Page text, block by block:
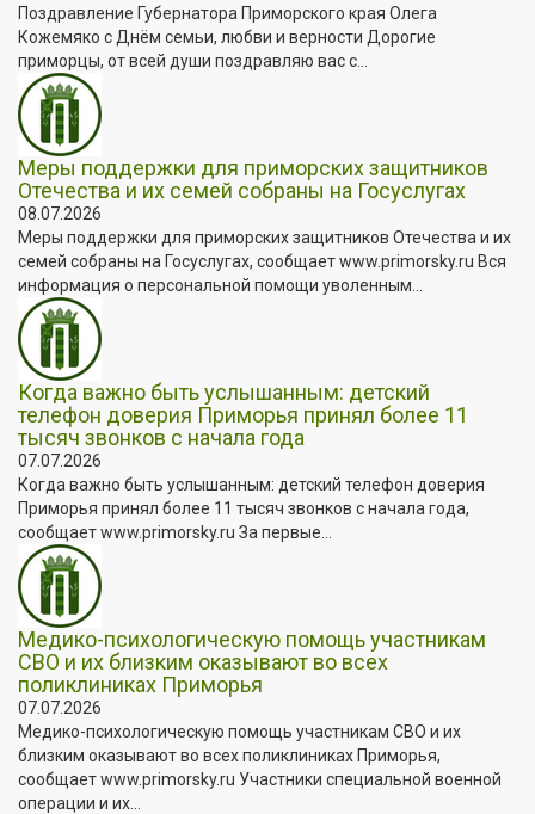
Поздравление Губернатора Приморского края Олега
Кожемяко с Днём семьи, любви и верности Дорогие
приморцы, от всей души поздравляю вас с...
Меры поддержки для приморских защитников
Отечества и их семей собраны на Госуслугах
08.07.2026
Меры поддержки для приморских защитников Отечества и их
семей собраны на Госуслугах, сообщает www.primorsky.ru Вся
информация о персональной помощи уволенным...
Когда важно быть услышанным: детский
телефон доверия Приморья принял более 11
тысяч звонков с начала года
07.07.2026
Когда важно быть услышанным: детский телефон доверия
Приморья принял более 11 тысяч звонков с начала года,
сообщает www.primorsky.ru За первые...
Медико-психологическую помощь участникам
СВО и их близким оказывают во всех
поликлиниках Приморья
07.07.2026
Медико-психологическую помощь участникам СВО и их
близким оказывают во всех поликлиниках Приморья,
сообщает www.primorsky.ru Участники специальной военной
операции и их...